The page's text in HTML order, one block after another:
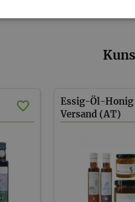
Essig-Öl-Honig
Versand (AT)